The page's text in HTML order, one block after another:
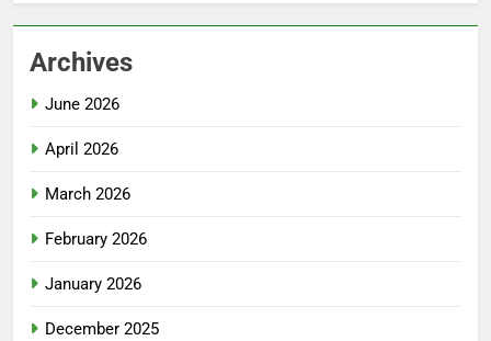
Archives
June 2026
April 2026
March 2026
February 2026
January 2026
December 2025